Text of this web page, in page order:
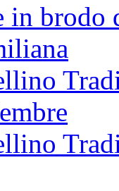
in brodo